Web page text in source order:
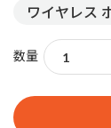
ワイヤレス
数量